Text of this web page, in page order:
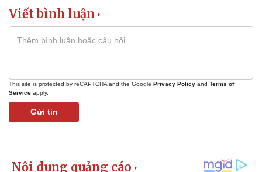
Viết bình luận
This site is protected by reCAPTCHA and the Google Privacy Policy and Terms of
Service apply.
Gửi tin